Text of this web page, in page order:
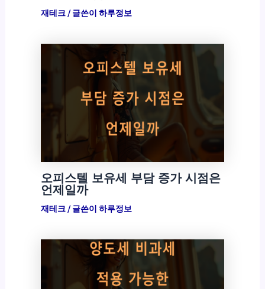
재테크/ 글쓴이 하루정보
오피스텔 보유세 부담 증가 시점은
언제일까
재테크/ 글쓴이 하루정보